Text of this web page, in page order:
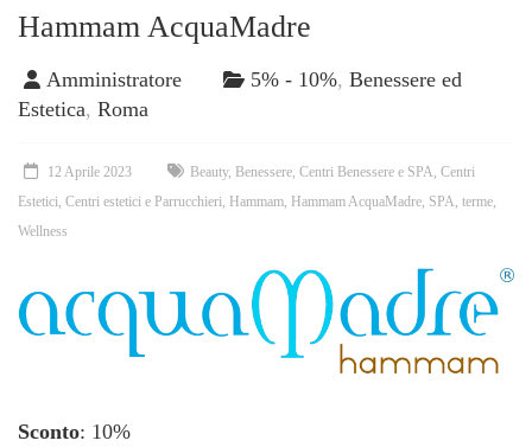
Hammam AcquaMadre
Amministratore 5% - 10%, Benessere ed
Estetica, Roma
12 Aprile 2023 Beauty, Benessere Centri Benessere e SPA Centri
Estetici Centri estetici e Parrucchieri Hammam Hammam AcquaMadre SPA terme
Wellness
Sconto: 10%